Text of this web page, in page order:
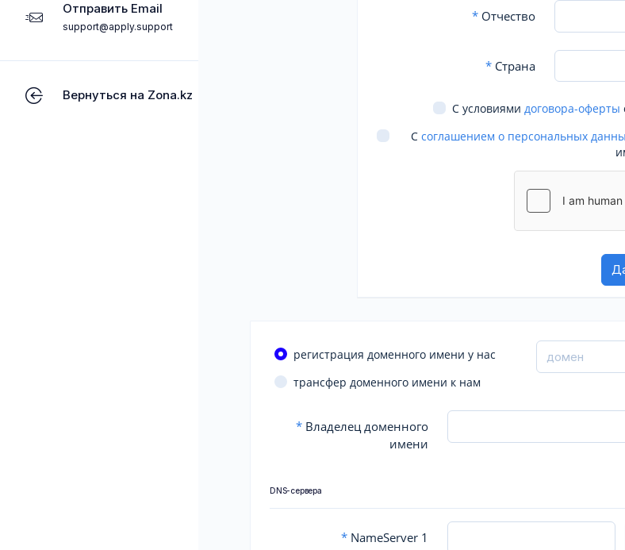
Отправить Email
support@apply.support
Вернуться на Zona.kz
*Отчество
*Страна
С условиями договора-оферты
С соглашением о персональных
регистрация доменного имени у нас
трансфер доменного имени к нам
* Владелец доменного
имени
DNS-сервера
* NameServer 1